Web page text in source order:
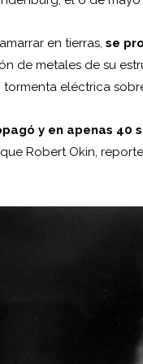
en tierras, se
de metales de su
eléctrica
y en apenas 40
Robert Okin,